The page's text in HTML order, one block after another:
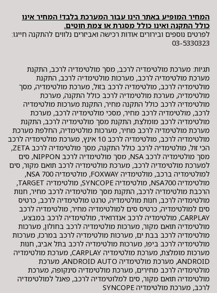
המחיר המופיע באתר הינו עבור המערכת בלבד! המחיר אינו
כולל התקנה ואינו כולל מסגרת או צמת חוטים.
לפרטים נוספים ובירורים אודות רכישה ואביזרים נלווים להתקנה חייגו:
03-5330323
תגיות: מערכת מולטימדיה לרכב, מסך מולטימדיה לרכב, התקנת
מערכת מולטימדיה לרכב, מערכות מולטימדיה לרכב, התקנת
מולטימדיה לרכב, מולטימדיה לרכב בזול, מערכת מולטימדיה, מסך
מולטימדיה, מערכת מולטימדיה לרכב כולל התקנה, מערכת
מולטימדיה לרכב כולל התקנה מחיר, התקנת מערכות מולטימדיה
לרכב, מולטימדיה לרכב מחיר, מסכי מולטימדיה לרכב, מערכת
מולטימדיה לרכב מומלצת, התקנת מסך מולטימדיה לרכב, התקנת
מערכת מולטימדיה לרכב מחיר, מערכות מולטימדיה, החלפת מערכת
מולטימדיה לרכב, מולטימדיה לרכב 10 אינץ, מערכת מולטימדיה לרכב
הכי זול, מולטימדיה לרכב כולל התקנה, מסך מולטימדיה לרכב ZETA,
מסך מולטימדיה לרכב NSA, מסך מולטימדיה לרכב NIPPON, סים
למערכת מולטימדיה לרכב, מערכת מולטימדיה לרכב תואם מקור, סים
למולטימדיה ברכב, מולטימדיה FOXWAY, מולטימדיה NSA 700,
מולטימדיה NSA700, מולטימדיה SYNCOPE, מולטימדיה TARGET,
הרכבת מולטימדיה לרכב, התקנת מסך מולטימדיה לרכב מחיר, חנות
מולטימדיה לרכב, חנות מולטימדיה, טרגט מולטימדיה לרכב, כרטיס
סים למולטימדיה, כרטיס סים למולטימדיה מחיר, מולטימדיה לרכב
CARPLAY, מולטימדיה לרכב אנדרואיד, מולטימדיה לרכב במבצע,
מולטימדיה תואם מקור, מערכות מולטימדיה לרכב בחולון, מערכות
מולטימדיה לרכב בבת ים, מערכות מולטימדיה לרכב במרכז, מערכות
מולטימדיה לרכב ביפו, מערכות מולטימדיה לרכב בתל אביב, חנות
מערכות מומלצת, מערכת מולטימדיה CARPLAY, מערכת מולטימדיה
ANDROID, מערכת מולטימדיה ANDROID AUTO, מערכת
מולטימדיה לרכב מחירים, מערכת מולטימדיה סינקופה, מערכת
מולטימדיה תואם מקור, סים למלוטימדיה לרכב, פאנל למולטימדיה
לרכב, מערכת מולטימדיה SYNCOPE